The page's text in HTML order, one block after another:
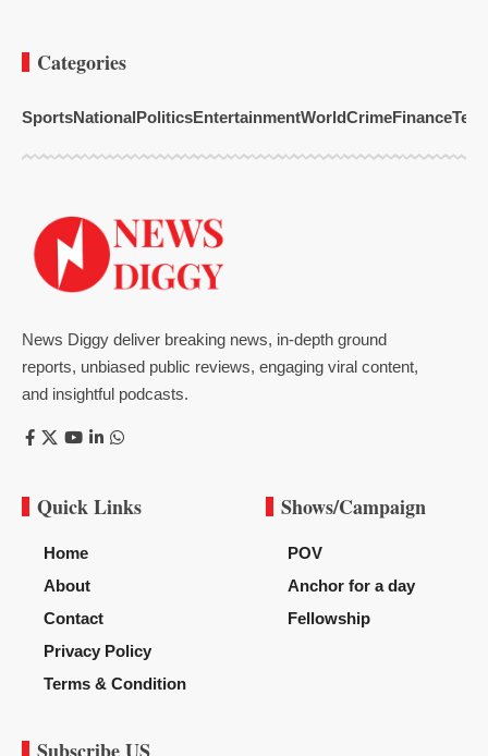
Categories
SportsNationalPoliticsEntertainmentWorldCrimeFinance
News Diggy deliver breaking news, in-depth ground
reports, unbiased public reviews, engaging viral content,
and insightful podcasts.
Quick Links
Home
About
Contact
Privacy Policy
Terms & Condition
Shows/Campaign
POV
Anchor for a day
Fellowship